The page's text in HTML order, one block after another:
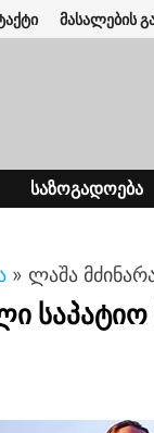
მასალების
ᲡᲐᲖᲝᲒᲐᲓᲝᲔᲑᲐ
» ლაშა